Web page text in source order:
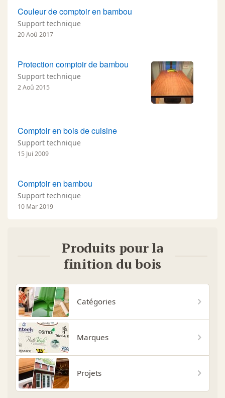
Couleur de comptoir en bambou
Support technique
20 Aoû 2017
Protection comptoir de bambou
Support technique
2 Aoû 2015
Comptoir en bois de cuisine
Support technique
15 Jui 2009
Comptoir en bambou
Support technique
10 Mar 2019
Produits pour la
finition du bois
Catégories
Marques
Projets